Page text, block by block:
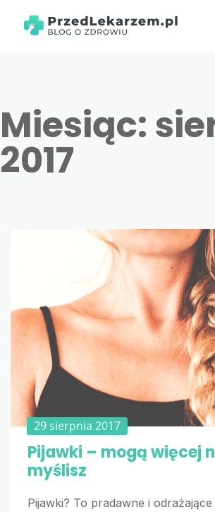
Miesiąc:
2017
29 sierpnia 2017
Pijawki – mogą więcej
myślisz
Pijawki? To pradawne i